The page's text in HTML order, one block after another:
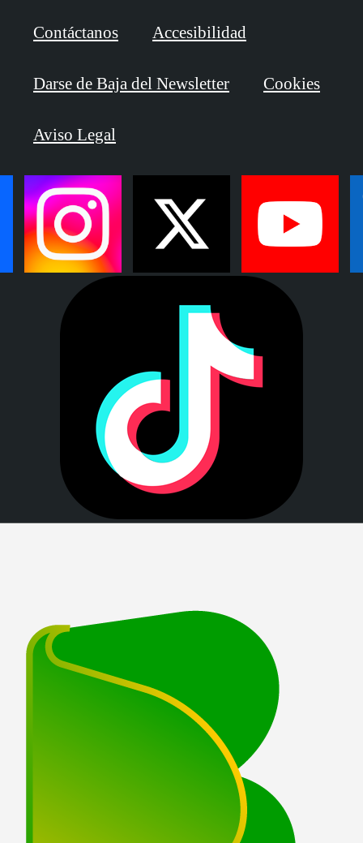
Contáctanos Accesibilidad
Darse de Baja del Newsletter Cookies
Aviso Legal